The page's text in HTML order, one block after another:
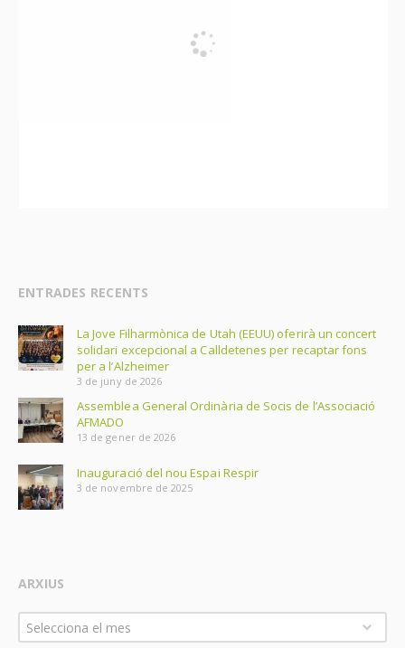
ENTRADES RECENTS
La Jove Filharmònica de Utah (EEUU) oferirà un concert
solidari excepcional a Calldetenes per recaptar fons
per a l’Alzheimer
3 de juny de 2026
Assemblea General Ordinària de Socis de l’Associació
AFMADO
13 de gener de 2026
Inauguració del nou Espai Respir
3 de novembre de 2025
ARXIUS
Arxius
Selecciona el mes